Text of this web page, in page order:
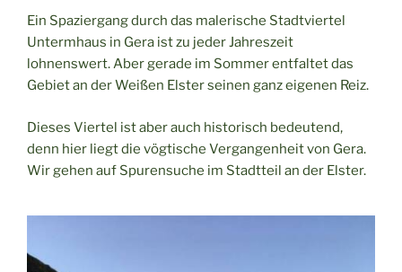
Ein Spaziergang durch das malerische Stadtviertel
Untermhaus in Gera ist zu jeder Jahreszeit
lohnenswert. Aber gerade im Sommer entfaltet das
Gebiet an der Weißen Elster seinen ganz eigenen Reiz.
Dieses Viertel ist aber auch historisch bedeutend,
denn hier liegt die vögtische Vergangenheit von Gera.
Wir gehen auf Spurensuche im Stadtteil an der Elster.